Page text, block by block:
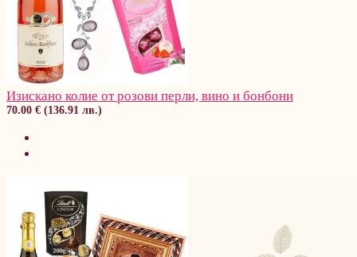
Изискано колие от розови перли, вино и бонбони
70.00 € (136.91 лв.)